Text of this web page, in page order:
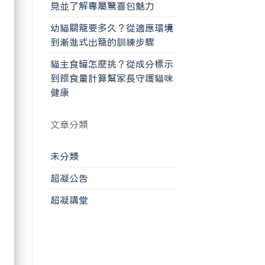
見並了解專屬驚喜包魅力
幼貓關籠要多久？從適應環境
到漸進式出籠的訓練步驟
貓主食罐怎麼挑？從成分標示
到餵食量計算幫家長守護貓咪
健康
文章分類
未分類
超凝公告
超凝講堂